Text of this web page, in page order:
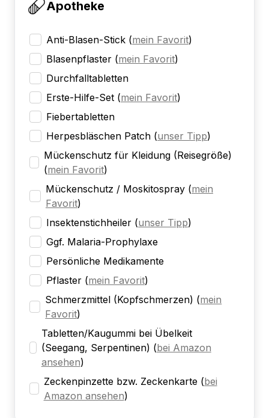
Apotheke
Anti-Blasen-Stick (mein Favorit)
Blasenpflaster (mein Favorit)
Durchfalltabletten
Erste-Hilfe-Set (mein Favorit)
Fiebertabletten
Herpesbläschen Patch (unser Tipp)
Mückenschutz für Kleidung (Reisegröße)
(mein Favorit)
Mückenschutz / Moskitospray (mein
Favorit)
Insektenstichheiler (unser Tipp)
Ggf. Malaria-Prophylaxe
Persönliche Medikamente
Pflaster (mein Favorit)
Schmerzmittel (Kopfschmerzen) (mein
Favorit)
Tabletten/Kaugummi bei Übelkeit
(Seegang, Serpentinen) (bei Amazon
ansehen)
Zeckenpinzette bzw. Zeckenkarte (bei
Amazon ansehen)